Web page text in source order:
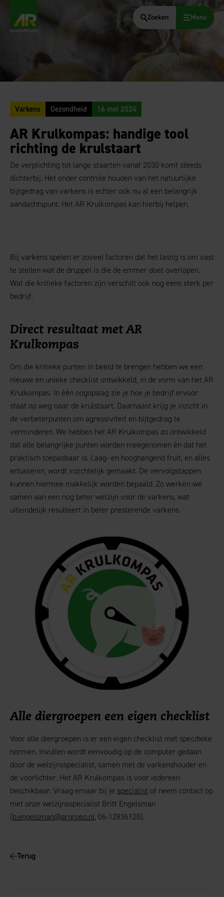
Zoeken Menu
Varkens Gezondheid 16 mei 2024
AR Krulkompas: handige tool
richting de krulstaart
De verplichting tot lange staarten vanaf 2030 komt steeds
dichterbij. Het onder controle houden van het natuurlijke
bijtgedrag van varkens is echter ook nu al een belangrijk
aandachtspunt. Het AR Krulkompas kan hierbij helpen.
Bij varkens spelen er zoveel factoren dat het lastig is om vast
te stellen wat de druppel is die de emmer doet overlopen.
Wat die kritieke factoren zijn verschilt ook nog eens sterk per
bedrijf.
Direct resultaat met AR
Krulkompas
Om die kritieke punten in beeld te brengen hebben we een
nieuwe en unieke checklist ontwikkeld, in de vorm van het AR
Krulkompas. In één oogopslag zie je hoe je bedrijf ervoor
staat op weg naar de krulstaart. Daarnaast krijg je inzicht in
de verbeterpunten om agressiviteit en bijtgedrag te
verminderen. We hebben het AR Krulkompas zo ontwikkeld
dat alle belangrijke punten worden meegenomen én dat het
praktisch toepasbaar is. Laag- en hooghangend fruit, en alles
ertussenin, wordt inzichtelijk gemaakt. De vervolgstappen
kunnen hiermee makkelijk worden bepaald. Zo werken we
samen aan een nog beter welzijn voor de varkens, wat
uiteindelijk resulteert in beter presterende varkens.
Alle diergroepen een eigen checklist
Voor alle diergroepen is er een eigen checklist met specifieke
normen. Invullen wordt eenvoudig op de computer gedaan
door de welzijnsspecialist, samen met de varkenshouder en
de voorlichter. Het AR Krulkompas is voor iedereen
beschikbaar. Vraag ernaar bij je specialist of neem contact op
met onze welzijnsspecialist Britt Engelsman
(b.engelsman@argroep.nl, 06-12836120).
Terug